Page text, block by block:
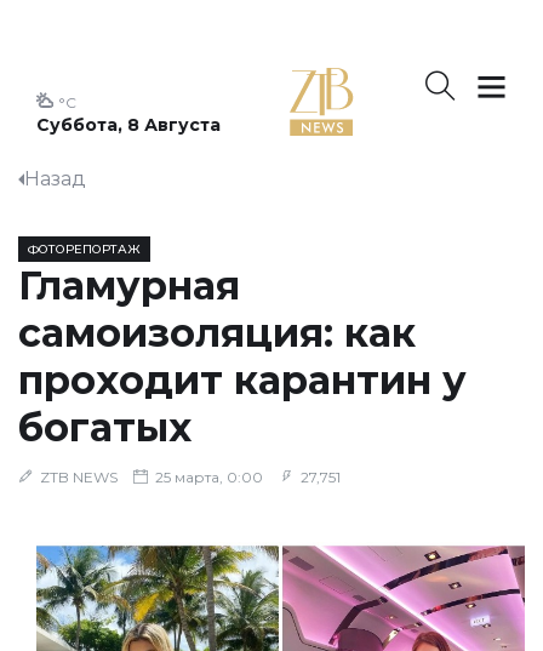
Суббота, 8 Августа
°C
Назад
ФОТОРЕПОРТАЖ
Гламурная
самоизоляция: как
проходит карантин у
богатых
ZTB NEWS 25 марта, 0:00 27,751